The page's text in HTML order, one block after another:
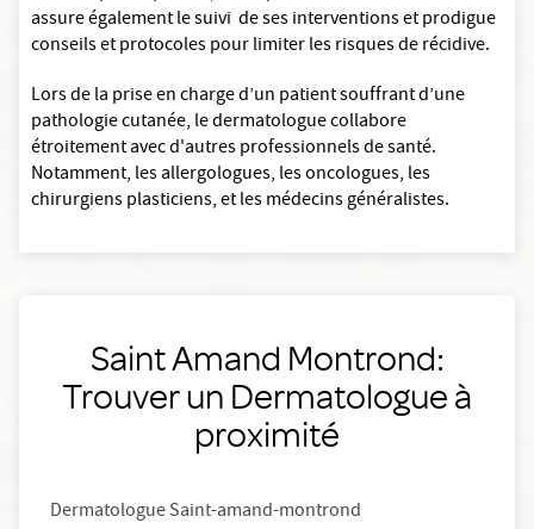
assure également le suivi de ses interventions et prodigue
conseils et protocoles pour limiter les risques de récidive.
Lors de la prise en charge d’un patient souffrant d’une
pathologie cutanée, le dermatologue collabore
étroitement avec d'autres professionnels de santé.
Notamment, les allergologues, les oncologues, les
chirurgiens plasticiens, et les médecins généralistes.
Saint Amand Montrond:
Trouver un Dermatologue à
proximité
Dermatologue Saint-amand-montrond